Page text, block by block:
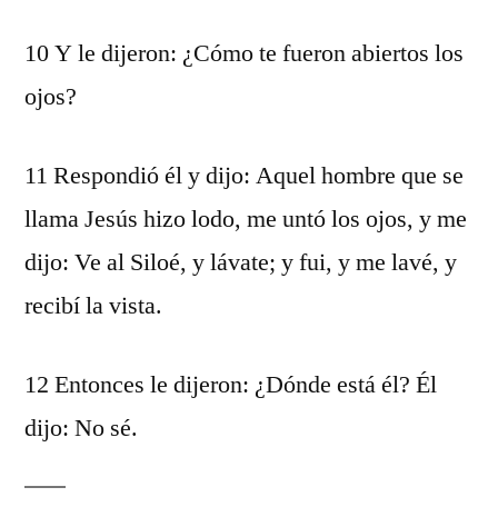
10 Y le dijeron: ¿Cómo te fueron abiertos los
ojos?
11 Respondió él y dijo: Aquel hombre que se
llama Jesús hizo lodo, me untó los ojos, y me
dijo: Ve al Siloé, y lávate; y fui, y me lavé, y
recibí la vista.
12 Entonces le dijeron: ¿Dónde está él? Él
dijo: No sé.